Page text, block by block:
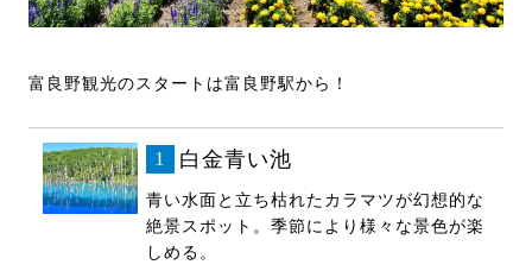
富良野観光のスタートは富良野駅から！
1 白金青い池
青い水面と立ち枯れたカラマツが幻想的な
絶景スポット。季節により様々な景色が楽
しめる。